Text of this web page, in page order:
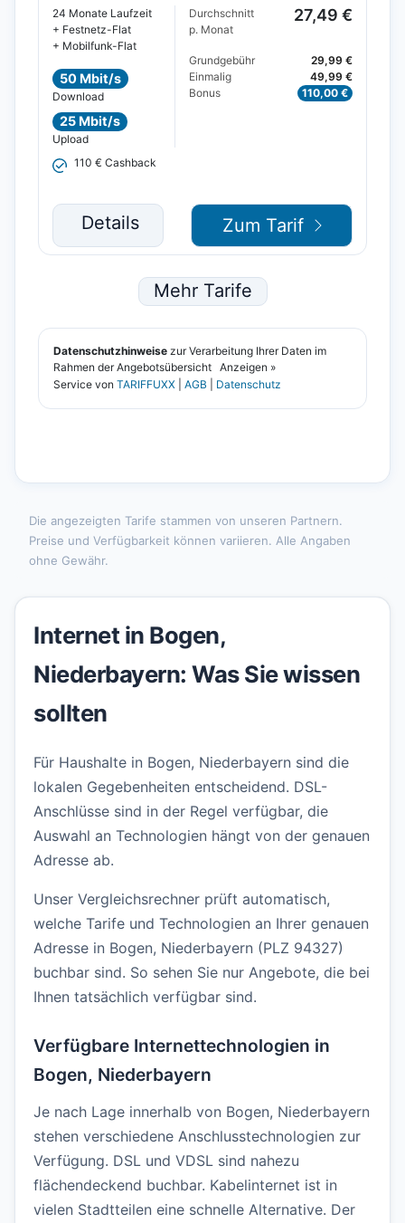
Die angezeigten Tarife stammen von unseren Partnern.
Preise und Verfügbarkeit können variieren. Alle Angaben
ohne Gewähr.
Internet in Bogen,
Niederbayern: Was Sie wissen
sollten
Für Haushalte in Bogen, Niederbayern sind die
lokalen Gegebenheiten entscheidend. DSL-
Anschlüsse sind in der Regel verfügbar, die
Auswahl an Technologien hängt von der genauen
Adresse ab.
Unser Vergleichsrechner prüft automatisch,
welche Tarife und Technologien an Ihrer genauen
Adresse in Bogen, Niederbayern (PLZ 94327)
buchbar sind. So sehen Sie nur Angebote, die bei
Ihnen tatsächlich verfügbar sind.
Verfügbare Internettechnologien in
Bogen, Niederbayern
Je nach Lage innerhalb von Bogen, Niederbayern
stehen verschiedene Anschlusstechnologien zur
Verfügung. DSL und VDSL sind nahezu
flächendeckend buchbar. Kabelinternet ist in
vielen Stadtteilen eine schnelle Alternative. Der